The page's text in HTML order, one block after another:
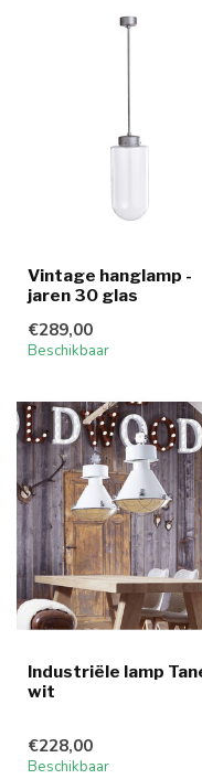
Vintage hanglamp -
jaren 30 glas
€289,00
Beschikbaar
Industriële lamp
wit
€228,00
Beschikbaar